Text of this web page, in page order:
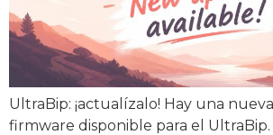
UltraBip: ¡actualízalo! Hay una
firmware disponible para el UltraBip.